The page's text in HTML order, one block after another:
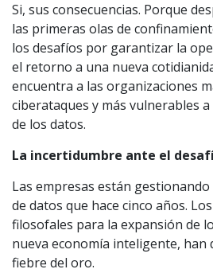
Si, sus consecuencias. Porque
las primeras olas de
los desafíos por garantizar la
el retorno a una nueva
encuentra a las organizaciones
ciberataques y más vulnerables
de los datos.
La incertidumbre ante el
Las empresas están gestionando
de datos que hace cinco años.
filosofales para la expansión de
nueva economía inteligente, han
fiebre del oro.